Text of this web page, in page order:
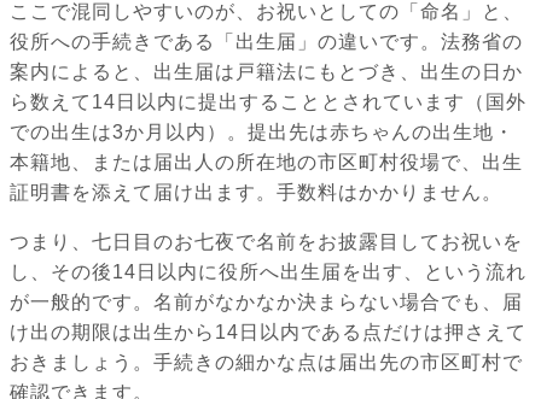
ここで混同しやすいのが、お祝いとしての「命名」と、
役所への手続きである「出生届」の違いです。法務省の
案内によると、出生届は戸籍法にもとづき、出生の日か
ら数えて14日以内に提出することとされています（国外
での出生は3か月以内）。提出先は赤ちゃんの出生地・
本籍地、または届出人の所在地の市区町村役場で、出生
証明書を添えて届け出ます。手数料はかかりません。
つまり、七日目のお七夜で名前をお披露目してお祝いを
し、その後14日以内に役所へ出生届を出す、という流れ
が一般的です。名前がなかなか決まらない場合でも、届
け出の期限は出生から14日以内である点だけは押さえて
おきましょう。手続きの細かな点は届出先の市区町村で
確認できます。